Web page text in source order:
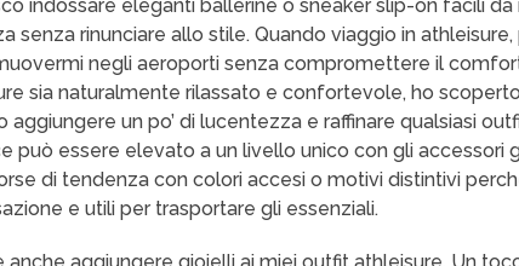
indossare eleganti ballerine o sneaker slip-on facili
senza rinunciare allo stile. Quando viaggio in
negli aeroporti senza compromettere il
sia naturalmente rilassato e confortevole, ho
aggiungere un po’ di lucentezza e raffinare qualsiasi
può essere elevato a un livello unico con gli accessori
di tendenza con colori accesi o motivi distintivi
e utili per trasportare gli essenziali.